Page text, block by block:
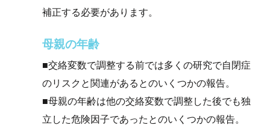
補正する必要があります。
母親の年齢
■交絡変数で調整する前では多くの研究で自閉症
のリスクと関連があるとのいくつかの報告。
■母親の年齢は他の交絡変数で調整した後でも独
立した危険因子であったとのいくつかの報告。